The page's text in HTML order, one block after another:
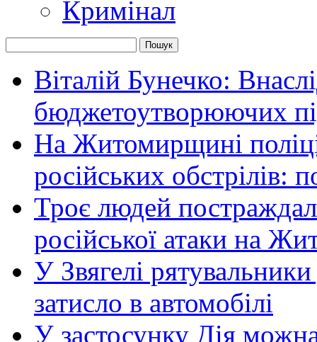
Кримінал
Віталій Бунечко:
бюджетоутворюючих
На Житомирщині
російських обстрілів:
Троє людей
російської атаки на
У Звягелі
затисло в автомобілі
У застосунку Дія